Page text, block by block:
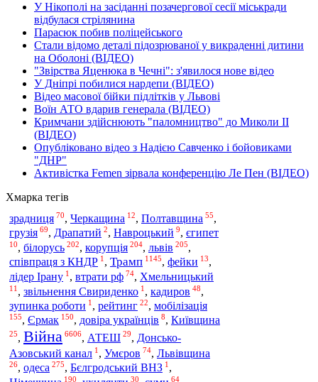
У Нікополі на засіданні позачергової сесії міськради
відбулася стрілянина
Парасюк побив поліцейського
Стали відомо деталі підозрюваної у викраденні дитини
на Оболоні (ВІДЕО)
"Звірства Яценюка в Чечні": з'явилося нове відео
У Дніпрі побилися нардепи (ВІДЕО)
Відео масової бійки підлітків у Львові
Воїн АТО вдарив генерала (ВІДЕО)
Кримчани здійснюють "паломництво" до Миколи ІІ
(ВІДЕО)
Опубліковано відео з Надією Савченко і бойовиками
"ДНР"
Активістка Femen зірвала конференцію Ле Пен (ВІДЕО)
Хмарка тегів
зрадниця 70, Черкащина 12, Полтавщина 55,
грузія 69, Драпатий 2, Навроцький 9, єгипет
10, білорусь 202, корупція 204, львів 205,
співпраця з КНДР 1 , Трамп 1145, фейки 13,
лідер Ірану 1 , втрати рф 74, Хмельницький
11 , звільнення Свириденко 1 , кадиров 48,
зупинка роботи 1 , рейтинг 22, мобілізація
155, Єрмак 150, довіра українців 8, Київщина
25, Війна 6606, АТЕШ 29, Донсько-
Азовський канал 1 , Умєров 74, Львівщина
26, одеса 275, Бєлгродський ВНЗ 1 ,
190 30 64